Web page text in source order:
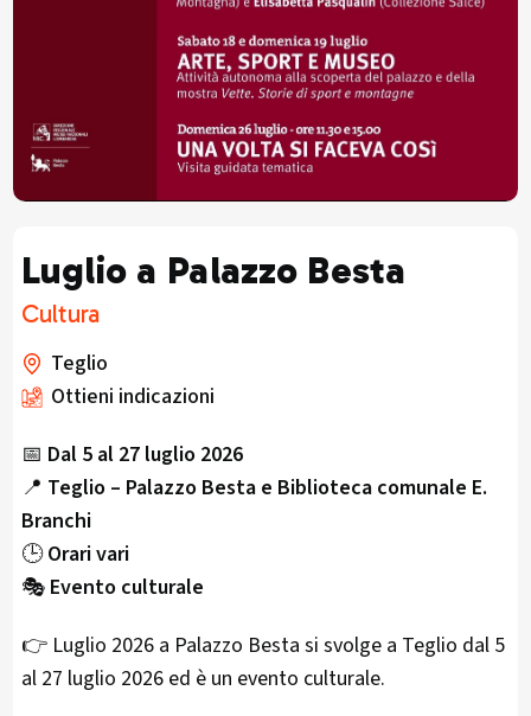
Luglio a Palazzo Besta
Cultura
Teglio
Ottieni indicazioni
📅 Dal 5 al 27 luglio 2026
📍 Teglio – Palazzo Besta e Biblioteca comunale E.
Branchi
🕒Orari vari
🎭 Evento culturale
👉 Luglio 2026 a Palazzo Besta si svolge a Teglio dal 5
al 27 luglio 2026 ed è un evento culturale.